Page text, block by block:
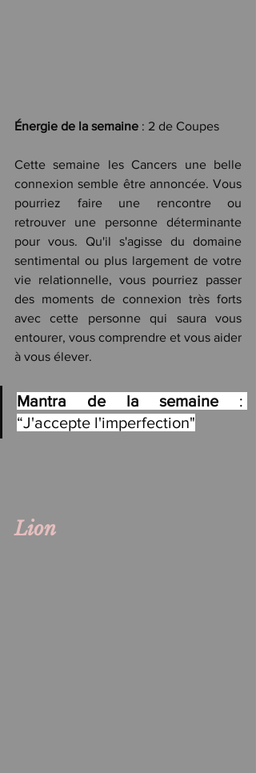
Énergie de la semaine : 2 de Coupes
Cette semaine les Cancers une belle
connexion semble être annoncée. Vous
pourriez faire une rencontre ou
retrouver une personne déterminante
pour vous. Qu'il s'agisse du domaine
sentimental ou plus largement de votre
vie relationnelle, vous pourriez passer
des moments de connexion très forts
avec cette personne qui saura vous
entourer, vous comprendre et vous aider
à vous élever.
Mantra de la semaine :
“J'accepte l'imperfection"
Lion